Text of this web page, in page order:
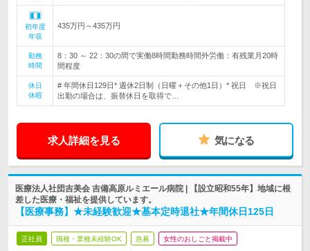
初年度
年収
435万円～435万円
勤務
時間
8：30 ～ 22：30の間で実働8時間勤務時間外労働：有残業月20時
間程度
休日
休暇
# 年間休日129日* 週休2日制（日曜＋その他1日）* 祝日 ※祝日
出勤の場合は、振替休日を取得で…
求人詳細を見る 気になる
医療法人社団吉美会 吉備高原ルミエール病院 | 【設立昭和55年】地域に根
差した医療・福祉を提供しています。
【医療事務】★未経験歓迎★基本定時退社★年間休日125日
正社員 職種・業種未経験OK 急募 女性のおしごと掲載中